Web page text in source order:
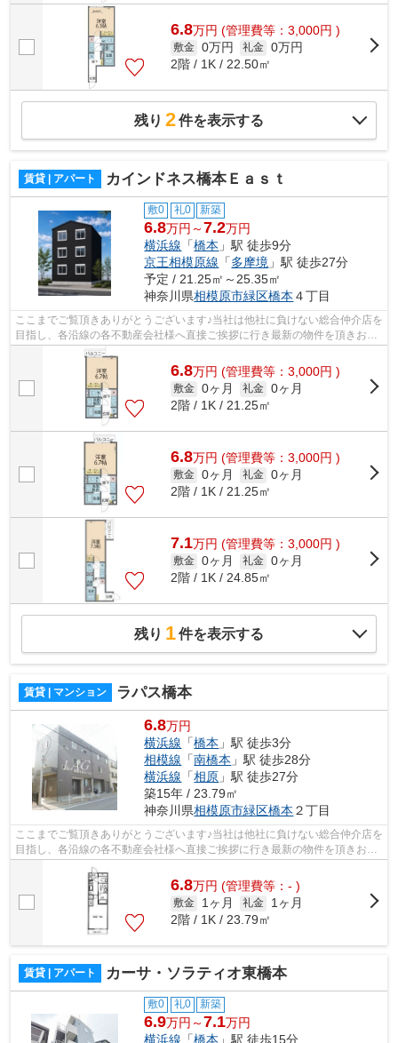
6.8万円 (管理費等：3,000円 )
敷金 0万円 礼金 0万円
2階 / 1K / 22.50㎡
残り 2件を表示する
賃貸 | アパート カインドネス橋本Ｅａｓｔ
敷0 礼0 新築
6.8万円～7.2万円
横浜線 「橋本 」駅 徒歩9分
京王相模原線 「多摩境 」駅 徒歩27分
予定 / 21.25㎡～25.35㎡
神奈川県相模原市緑区橋本 ４丁目
ここまでご覧頂きありがとうございます♪当社は他社に負けない総合仲介店を
目指し、各沿線の各不動産会社様へ直接ご挨拶に行き最新の物件を頂きお客
様へ提供しております！最新の情報は...
6.8万円 (管理費等：3,000円 )
敷金 0ヶ月 礼金 0ヶ月
2階 / 1K / 21.25㎡
6.8万円 (管理費等：3,000円 )
敷金 0ヶ月 礼金 0ヶ月
2階 / 1K / 21.25㎡
7.1万円 (管理費等：3,000円 )
敷金 0ヶ月 礼金 0ヶ月
2階 / 1K / 24.85㎡
残り 1件を表示する
賃貸 | マンション ラパス橋本
6.8万円
横浜線 「橋本 」駅 徒歩3分
相模線 「南橋本 」駅 徒歩28分
横浜線 「相原 」駅 徒歩27分
築15年 / 23.79㎡
神奈川県相模原市緑区橋本 ２丁目
ここまでご覧頂きありがとうございます♪当社は他社に負けない総合仲介店を
目指し、各沿線の各不動産会社様へ直接ご挨拶に行き最新の物件を頂きお客
様へ提供しております！最新の情報は...
6.8万円 (管理費等：- )
敷金 1ヶ月 礼金
1ヶ月
2階 / 1K / 23.79㎡
賃貸 | アパート カーサ・ソラティオ東橋本
敷0 礼0 新築
6.9万円～7.1万円
横浜線 「橋本 」駅 徒歩15分